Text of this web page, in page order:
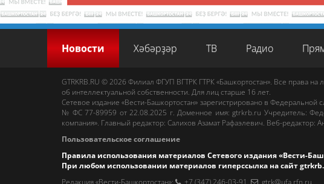
Новости Хәбәрҙәр ТВ Радио
GTRKRB.RU © 2026 Филиал ФГУП ВГТРК ГТРК «Башкортостан». Все права на
об интеллектуальной собственности. Для лиц старше 16 лет.
Сетевое издание «Вести-Башкортостан» зарегистрировано в Федеральной
№ ФС 77-89959 от 22.08.2025 г. Доменное имя:gtrkrb.ru Учредитель:
компания». Главный редактор: Салихов Азамат Рафаэлевич. Веб-редактор:
Пользовательское соглашение
Правила использования материалов Сетевого издания «Вести-
При любом использовании материалов гиперссылка на сайт
Редакция «Вести-Башкортостан»: +7 (347) 246-03-91 gtrk@ufa.rfn.ru